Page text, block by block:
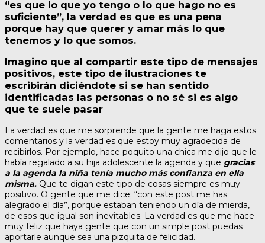
“es que lo que yo tengo o lo que hago no es
suficiente”, la verdad es que es una pena
porque hay que querer y amar más lo que
tenemos y lo que somos.
Imagino que al compartir este tipo de mensajes
positivos, este tipo de ilustraciones te
escribirán diciéndote si se han sentido
identificadas las personas o no sé si es algo
que te suele pasar
La verdad es que me sorprende que la gente me haga estos
comentarios y la verdad es que estoy muy agradecida de
recibirlos. Por ejemplo, hace poquito una chica me dijo que le
había regalado a su hija adolescente la agenda y que gracias
a la agenda la niña tenía mucho más confianza en ella
misma. Que te digan este tipo de cosas siempre es muy
positivo. O gente que me dice; “con este post me has
alegrado el día”, porque estaban teniendo un día de mierda,
de esos que igual son inevitables. La verdad es que me hace
muy feliz que haya gente que con un simple post puedas
aportarle aunque sea una pizquita de felicidad.